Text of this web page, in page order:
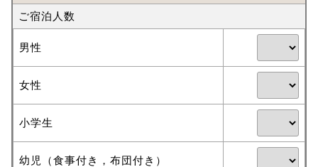
ご宿泊人数
男性
女性
小学生
幼児（食事付き，布団付き）